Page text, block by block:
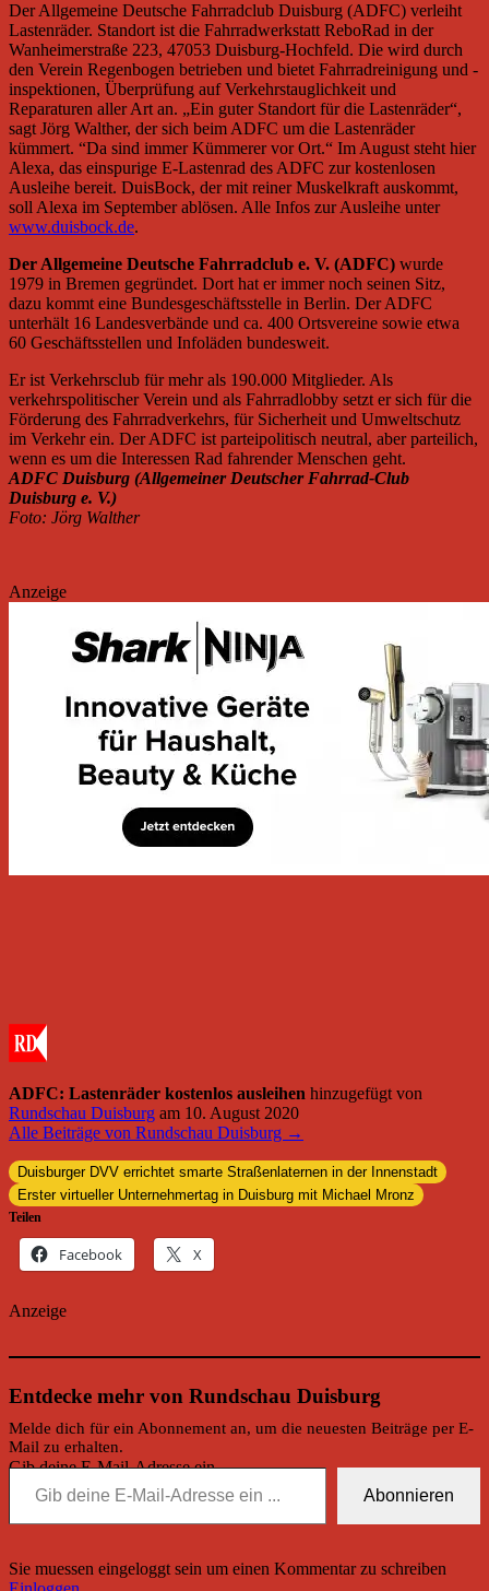
Der Allgemeine Deutsche Fahrradclub Duisburg (ADFC) verleiht
Lastenräder. Standort ist die Fahrradwerkstatt ReboRad in der
Wanheimerstraße 223, 47053 Duisburg-Hochfeld. Die wird durch
den Verein Regenbogen betrieben und bietet Fahrradreinigung und -
inspektionen, Überprüfung auf Verkehrstauglichkeit und
Reparaturen aller Art an. „Ein guter Standort für die Lastenräder“,
sagt Jörg Walther, der sich beim ADFC um die Lastenräder
kümmert. “Da sind immer Kümmerer vor Ort.“ Im August steht hier
Alexa, das einspurige E-Lastenrad des ADFC zur kostenlosen
Ausleihe bereit. DuisBock, der mit reiner Muskelkraft auskommt,
soll Alexa im September ablösen. Alle Infos zur Ausleihe unter
www.duisbock.de.
Der Allgemeine Deutsche Fahrradclub e. V. (ADFC) wurde
1979 in Bremen gegründet. Dort hat er immer noch seinen Sitz,
dazu kommt eine Bundesgeschäftsstelle in Berlin. Der ADFC
unterhält 16 Landesverbände und ca. 400 Ortsvereine sowie etwa
60 Geschäftsstellen und Infoläden bundesweit.
Er ist Verkehrsclub für mehr als 190.000 Mitglieder. Als
verkehrspolitischer Verein und als Fahrradlobby setzt er sich für die
Förderung des Fahrradverkehrs, für Sicherheit und Umweltschutz
im Verkehr ein. Der ADFC ist parteipolitisch neutral, aber parteilich,
wenn es um die Interessen Rad fahrender Menschen geht.
ADFC Duisburg (Allgemeiner Deutscher Fahrrad-Club
Duisburg e. V.)
Foto: Jörg Walther
Anzeige
ADFC: Lastenräder kostenlos ausleihen hinzugefügt von
Rundschau Duisburg am 10. August 2020
Alle Beiträge von Rundschau Duisburg →
Duisburger DVV errichtet smarte Straßenlaternen in der Innenstadt
Erster virtueller Unternehmertag in Duisburg mit Michael Mronz
Teilen
Facebook X
Anzeige
Entdecke mehr von Rundschau Duisburg
Melde dich für ein Abonnement an, um die neuesten Beiträge per E-
Mail zu erhalten.
Gib deine E-Mail-Adresse ein ...
Abonnieren
Sie muessen eingeloggt sein um einen Kommentar zu schreiben